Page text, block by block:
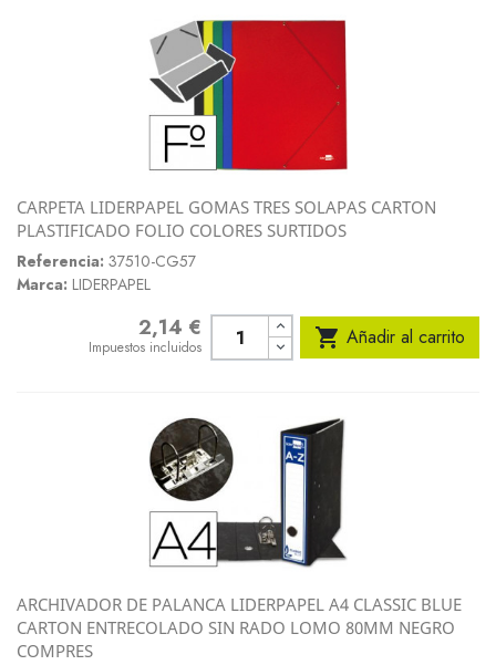
CARPETA LIDERPAPEL GOMAS TRES SOLAPAS CARTON
PLASTIFICADO FOLIO COLORES SURTIDOS
Referencia: 37510-CG57
Marca: LIDERPAPEL
2,14 €
Impuestos incluidos  Añadir al carrito
ARCHIVADOR DE PALANCA LIDERPAPEL A4 CLASSIC BLUE
CARTON ENTRECOLADO SIN RADO LOMO 80MM NEGRO
COMPRES